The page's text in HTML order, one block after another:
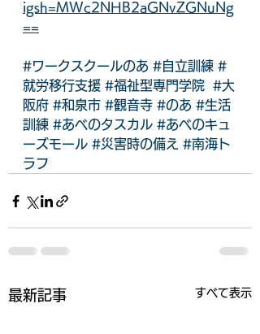
igsh=MWc2NHB2aGNvZGNuNg
==
#ワークスクールのあ #自立訓練 #
就労移行支援 #福祉型専門学院
#大
阪府 #和泉市 #観音寺 #のあ #生活
訓練 #あべのタスカル #あべのキュ
ーズモール #災害時の備え #南海ト
ラフ
最新記事 すべて表示